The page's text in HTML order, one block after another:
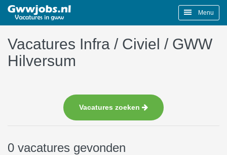
Menu
Vacatures Infra / Civiel / GWW
Hilversum
Vacatures zoeken
0 vacatures gevonden